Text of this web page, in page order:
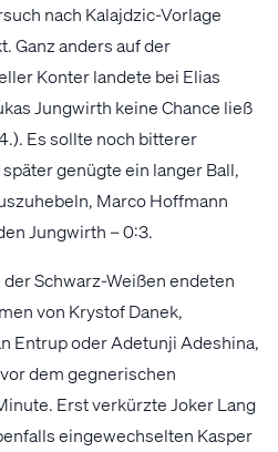
nach Kalajdzic-Vorlage
Ganz anders auf der
Konter landete bei Elias
Jungwirth keine Chance ließ
Es sollte noch bitterer
genügte ein langer Ball,
Marco Hoffmann
Jungwirth – 0:3.
Schwarz-Weißen endeten
von Krystof Danek,
Entrup oder Adetunji Adeshina,
dem gegnerischen
Erst verkürzte Joker Lang
eingewechselten Kasper